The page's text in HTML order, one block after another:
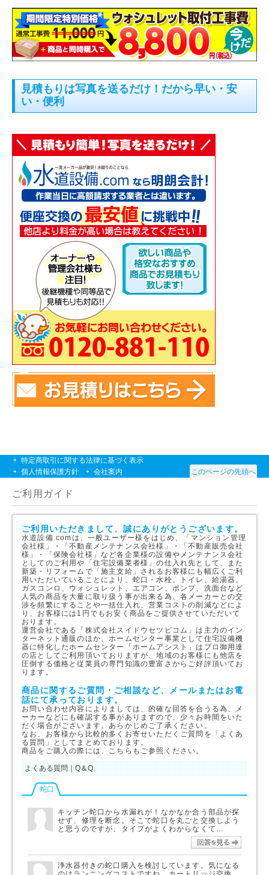
見積もりは写真を送るだけ！だから早い・安
い・便利
特定商取引に関する法律に基づく表示
個人情報保護方針
会社案内 このページの先頭へ
ご利用ガイド
ご利用いただきまして、誠にありがとうございます。
水道設備.comは、一般ユーザー様をはじめ、「マンション管理
会社様」・「不動産メンテナンス会社様」・「不動産販売会社
様」・「保険会社様」など各企業様の設備やメンテナンス会社
としてのご利用や「住宅設備業者様」の仕入れ先として、また
新築・リフォームで「施主支給」されるお客様にも幅広くご利
用いただいていることにより、蛇口・水栓、トイレ、給湯器、
ガスコンロ、ウォシュレット、エアコン、ポンプ、洗面台など
人気の商品を大量に取り扱う事が出来る為、各メーカーとの交
渉を頻繁にすることや一括仕入れ、営業コストの削減などによ
り、お客様には1円でもお安く商品をご提供させていただいて
おります。
運営会社である「株式会社スイドウセツビコム」は主力のイン
ターネット通販のほか、ホームセンター事業として住宅設備機
器に特化したホームセンター「ホームアシスト」はプロ御用達
の店としてご利用頂いておりますが、地域のお客様にも他店を
圧倒する価格と従業員の専門知識の豊富さからご好評頂いてお
ります。
商品に関するご質問・ご相談など、メールまたはお電
話にて承っております。
お問い合わせ内容によりましては、的確な回答を合うる為、メ
ーカーなどにも確認する事がありますので、少々お時間をいた
だく場合がございます。あらかじめご了承ください。
なお、お客様から比較的多くお寄せいただくご質問を「よくあ
る質問」としてまとめております。
商品をご購入の際には、こちらもご参照ください。
よくある質問｜Q＆Q
蛇口
キッチン蛇口から水漏れが！なかなか合う部品が探
せず、修理を断念。そこで蛇口を丸ごと交換しよう
と思うのですが、タイプがよくわからなくて…
浄水器付きの蛇口購入を検討しています。気になる